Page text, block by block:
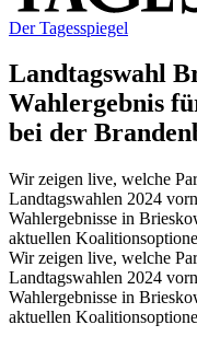
Der Tagesspiegel
Landtagswahl
Wahlergebnis
bei der
Wir zeigen live, welche
Landtagswahlen 2024
Wahlergebnisse in
aktuellen
Wir zeigen live, welche
Landtagswahlen 2024
Wahlergebnisse in
aktuellen